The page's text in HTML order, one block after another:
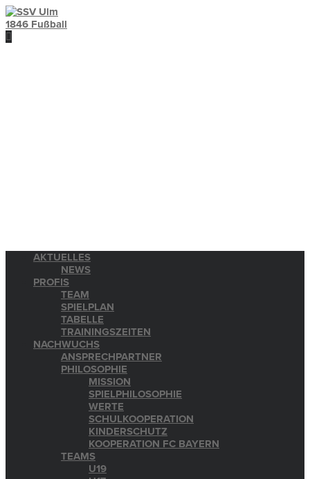
AKTUELLES
NEWS
PROFIS
TEAM
SPIELPLAN
TABELLE
TRAININGSZEITEN
NACHWUCHS
ANSPRECHPARTNER
PHILOSOPHIE
MISSION
SPIELPHILOSOPHIE
WERTE
SCHULKOOPERATION
KINDERSCHUTZ
KOOPERATION FC BAYERN
TEAMS
U19